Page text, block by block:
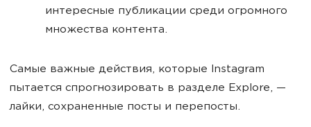
интересные публикации среди огромного
множества контента.
Самые важные действия, которые Instagram
пытается спрогнозировать в разделе Explore, —
лайки, сохраненные посты и перепосты.